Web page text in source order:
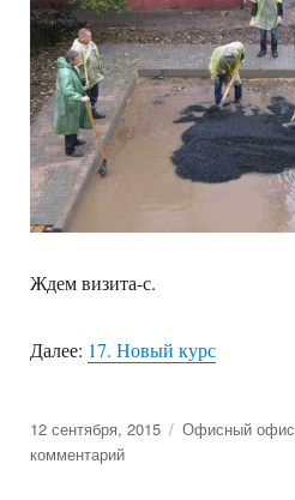
Ждем визита-с.
Далее: 17. Новый курс
Posted
on
12 сентября, 2015 Categories
Офисный офис
комментарий